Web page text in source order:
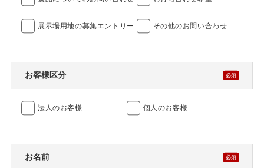
倉庫・工場
店舗
休憩室・喫煙室 お問い合わせ
展⽰場⽤地の募集エントリー その他のお問い合わせ
お客様区分
法人のお客様 個人のお客様
お名前